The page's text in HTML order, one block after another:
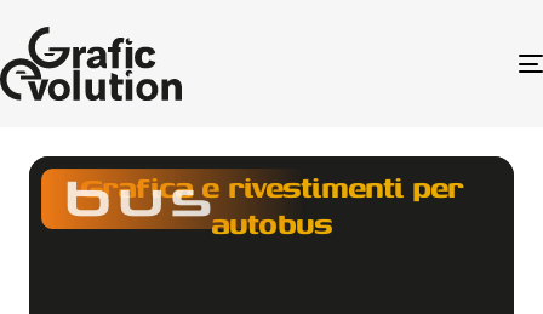
Grafica e rivestimenti per
autobus